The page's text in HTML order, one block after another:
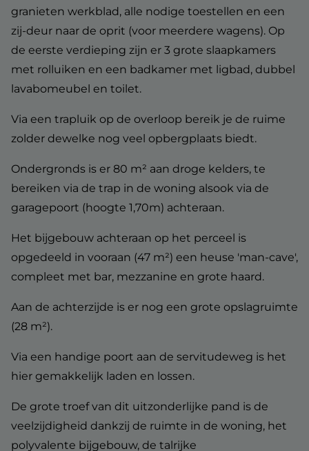
granieten werkblad, alle nodige toestellen en een
zij-deur naar de oprit (voor meerdere wagens). Op
de eerste verdieping zijn er 3 grote slaapkamers
met rolluiken en een badkamer met ligbad, dubbel
lavabomeubel en toilet.
Via een trapluik op de overloop bereik je de ruime
zolder dewelke nog veel opbergplaats biedt.
Ondergronds is er 80 m² aan droge kelders, te
bereiken via de trap in de woning alsook via de
garagepoort (hoogte 1,70m) achteraan.
Het bijgebouw achteraan op het perceel is
opgedeeld in vooraan (47 m²) een heuse 'man-cave',
compleet met bar, mezzanine en grote haard.
Aan de achterzijde is er nog een grote opslagruimte
(28 m²).
Via een handige poort aan de servitudeweg is het
hier gemakkelijk laden en lossen.
De grote troef van dit uitzonderlijke pand is de
veelzijdigheid dankzij de ruimte in de woning, het
polyvalente bijgebouw, de talrijke